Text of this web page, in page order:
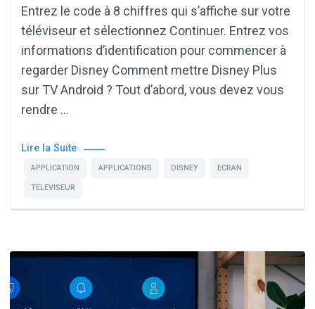
Entrez le code à 8 chiffres qui s’affiche sur votre
téléviseur et sélectionnez Continuer. Entrez vos
informations d’identification pour commencer à
regarder Disney Comment mettre Disney Plus
sur TV Android ? Tout d’abord, vous devez vous
rendre …
Lire la Suite
APPLICATION APPLICATIONS DISNEY ECRAN
TELEVISEUR